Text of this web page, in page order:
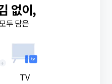
없이,
두 담은
+
TV